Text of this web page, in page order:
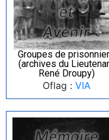
Groupes de
(archives du
René Droupy)
Oflag : VIA